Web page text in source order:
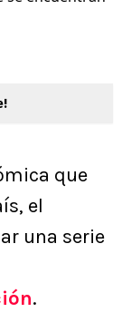
que
el
una serie
.